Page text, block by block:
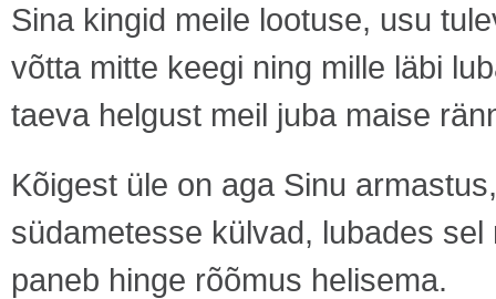
Sina kingid meile lootuse, usu
võtta mitte keegi ning mille läbi
taeva helgust meil juba maise
Kõigest üle on aga Sinu
südametesse külvad, lubades
paneb hinge rõõmus helisema.